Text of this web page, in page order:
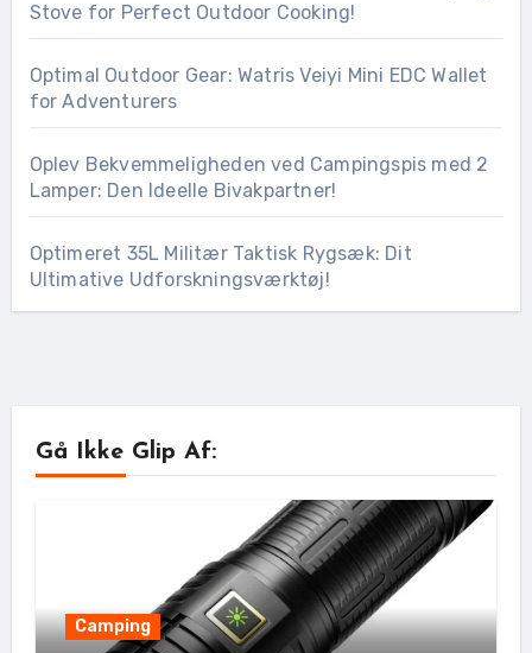
Stove for Perfect Outdoor Cooking!
Optimal Outdoor Gear: Watris Veiyi Mini EDC Wallet
for Adventurers
Oplev Bekvemmeligheden ved Campingspis med 2
Lamper: Den Ideelle Bivakpartner!
Optimeret 35L Militær Taktisk Rygsæk: Dit
Ultimative Udforskningsværktøj!
Gå Ikke Glip Af:
Camping